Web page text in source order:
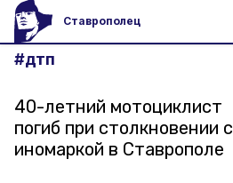
Ставрополец
#дтп
40-летний мотоциклист
погиб при столкновении с
иномаркой в Ставрополе